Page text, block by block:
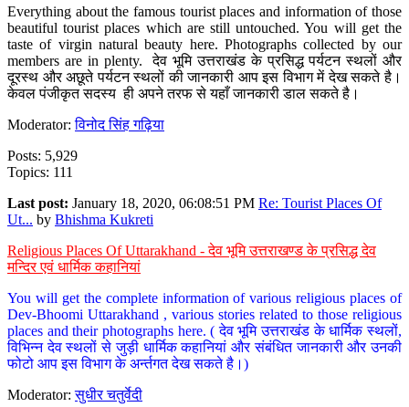
Everything about the famous tourist places and information of those
beautiful tourist places which are still untouched. You will get the
taste of virgin natural beauty here. Photographs collected by our
members are in plenty. देव भूमि उत्तराखंड के प्रसिद्ध पर्यटन स्थलों और
दूरस्थ और अछूते पर्यटन स्थलों की जानकारी आप इस विभाग में देख सकते है।
केवल पंजीकृत सदस्य ही अपने तरफ से यहाँ जानकारी डाल सकते है।
Moderator:विनोद सिंह गढ़िया
Posts: 5,929
Topics: 111
Last post: January 18, 2020, 06:08:51 PM Re: Tourist Places Of
Ut... by Bhishma Kukreti
Religious Places Of Uttarakhand - देव भूमि उत्तराखण्ड के प्रसिद्ध देव
मन्दिर एवं धार्मिक कहानियां
You will get the complete information of various religious places of
Dev-Bhoomi Uttarakhand , various stories related to those religious
places and their photographs here. ( देव भूमि उत्तराखंड के धार्मिक स्थलों,
विभिन्न देव स्थलों से जुड़ी धार्मिक कहानियां और संबंधित जानकारी और उनकी
फोटो आप इस विभाग के अर्न्तगत देख सकते है।)
Moderator:सुधीर चतुर्वेदी